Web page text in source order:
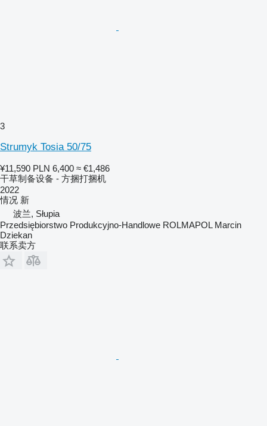
3
Strumyk Tosia 50/75
¥11,590 PLN 6,400 ≈ €1,486
干草制备设备 - 方捆打捆机
2022
情况 新
波兰, Słupia
Przedsiębiorstwo Produkcyjno-Handlowe ROLMAPOL Marcin
Dziekan
联系卖方